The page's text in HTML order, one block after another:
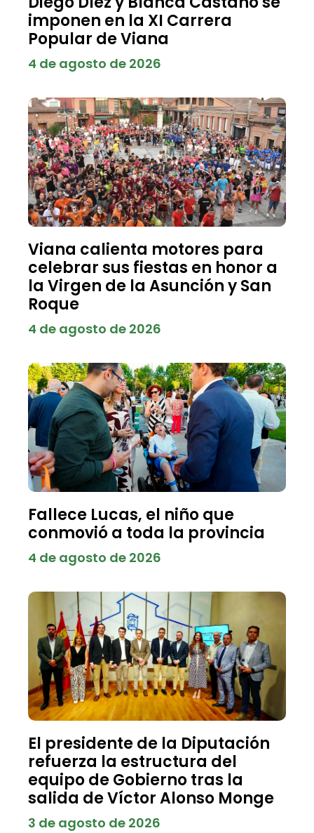
imponen en la XI Carrera
Popular de Viana
4 de agosto de 2026
Viana calienta motores para
celebrar sus fiestas en honor a
la Virgen de la Asunción y San
Roque
4 de agosto de 2026
Fallece Lucas, el niño que
conmovió a toda la provincia
4 de agosto de 2026
El presidente de la Diputación
refuerza la estructura del
equipo de Gobierno tras la
salida de Víctor Alonso Monge
3 de agosto de 2026